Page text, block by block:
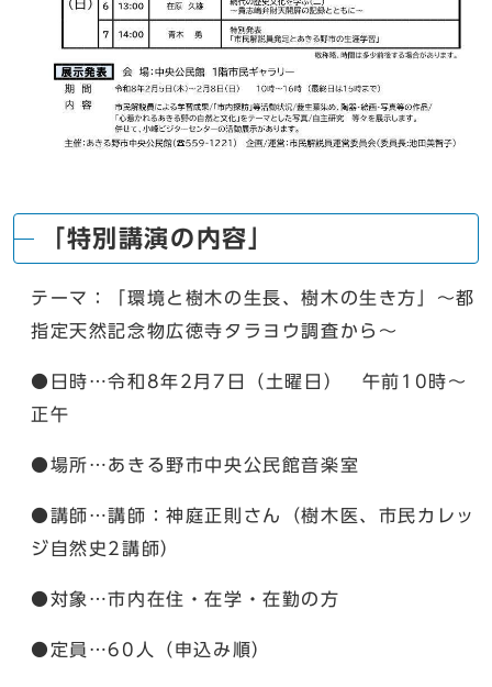
「特別講演の内容」
テーマ：「環境と樹木の生長、樹木の生き方」～都
指定天然記念物広徳寺タラヨウ調査から～
●日時…令和8年2月7日（土曜日） 午前10時～
正午
●場所…あきる野市中央公民館音楽室
●講師…講師：神庭正則さん（樹木医、市民カレッ
ジ自然史2講師）
●対象…市内在住・在学・在勤の方
●定員…60人（申込み順）